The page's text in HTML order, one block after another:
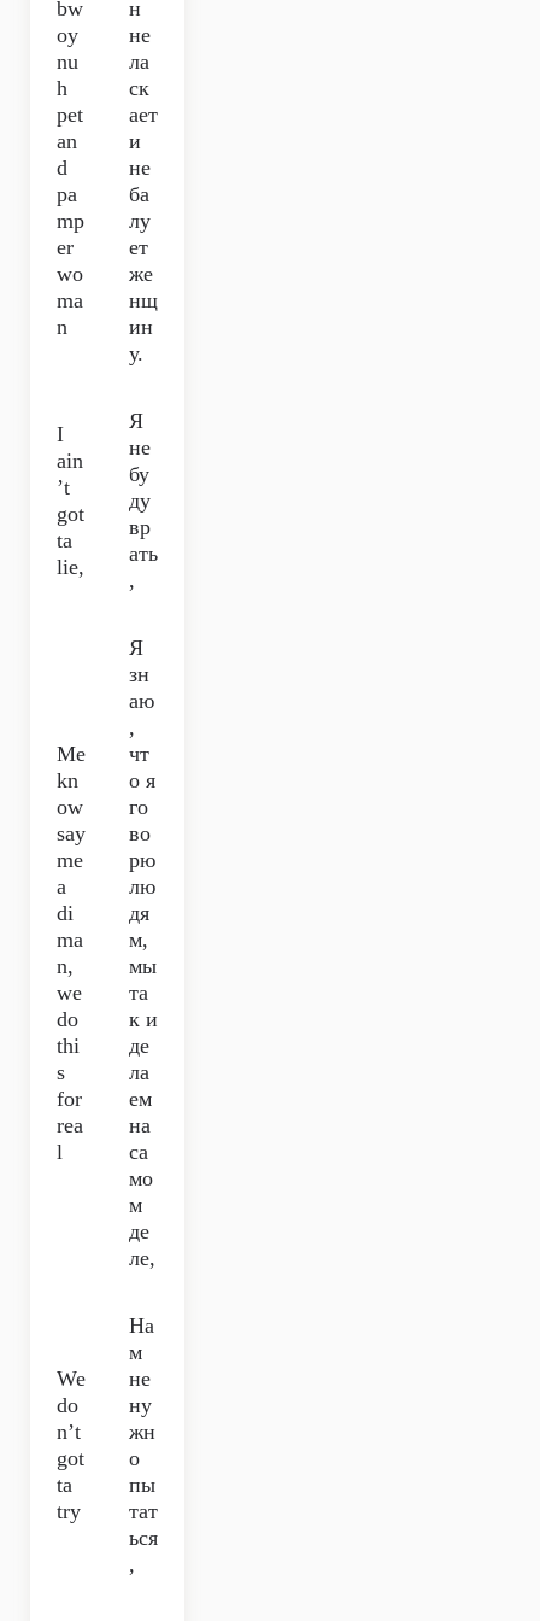
bw
oy
nu
h
pet
an
d
pa
mp
er
wo
ma
n
н
не
ла
ск
ает
и
не
ба
лу
ет
же
нщ
ин
у.
I
ain
’t
got
ta
lie,
Я
не
бу
ду
вр
ать
,
Me
kn
ow
say
me
a
di
ma
n,
we
do
thi
s
for
rea
l
Я
зн
аю
,
чт
о я
го
во
рю
лю
дя
м,
мы
та
к и
де
ла
ем
на
са
мо
м
де
ле,
We
do
n’t
got
ta
try
На
м
не
ну
жн
о
пы
тат
ься
,